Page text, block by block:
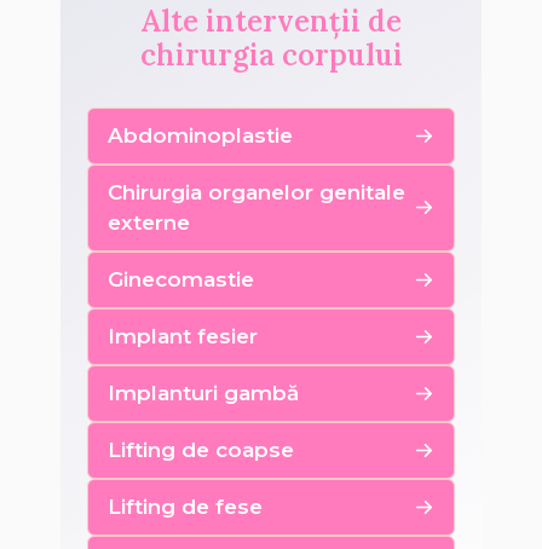
Alte intervenții de
chirurgia corpului
Abdominoplastie
Chirurgia organelor genitale
externe
Ginecomastie
Implant fesier
Implanturi gambă
Lifting de coapse
Lifting de fese